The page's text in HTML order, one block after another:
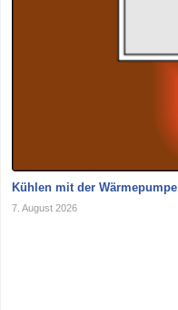
Kühlen mit der Wärmepumpe
7. August 2026